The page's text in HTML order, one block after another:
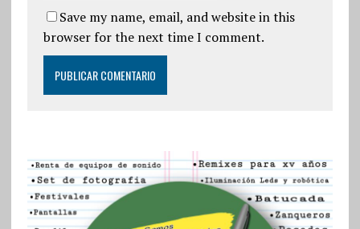
Save my name, email, and website in this
browser for the next time I comment.